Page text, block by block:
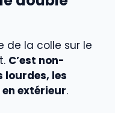
de la colle sur le
C’est non-
lourdes, les
extérieur.